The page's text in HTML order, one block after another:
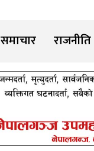
समाचार राजनीति